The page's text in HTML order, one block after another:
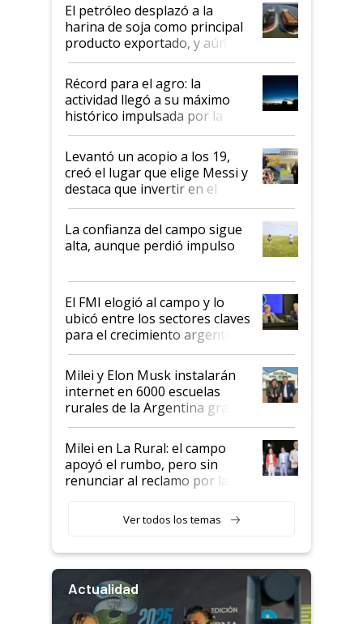
El petróleo desplazó a la
harina de soja como principal
producto exportado, y aún así
el agro aportó casi seis de cada
diez dólares y sostuvo el
liderazgo en un semestre
récord
Récord para el agro: la
actividad llegó a su máximo
histórico impulsada por la
cosecha y las exportaciones
Levantó un acopio a los 19,
creó el lugar que elige Messi y
destaca que invertir en el
kirchnerismo era como "darle
plata a un hijo para droga":
Juan Félix Rossetti, el libertario
que de una dura crisis salió
de Milei
La confianza del campo sigue
alta, aunque perdió impulso
El FMI elogió al campo y lo
ubicó entre los sectores claves
para el crecimiento argentino
Milei y Elon Musk instalarán
internet en 6000 escuelas
rurales de la Argentina gracias
a un acuerdo con Starlink
Milei en La Rural: el campo
apoyó el rumbo, pero sin
renunciar al reclamo por las
Ver todos los temas
Actualidad